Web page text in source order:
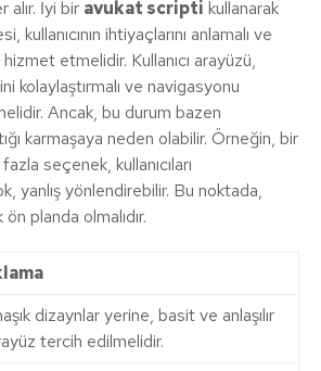
alır. İyi bir avukat scripti kullanarak
kullanıcının ihtiyaçlarını anlamalı ve
etmelidir. Kullanıcı arayüzü,
kolaylaştırmalı ve navigasyonu
Ancak, bu durum bazen
karmaşaya neden olabilir. Örneğin, bir
seçenek, kullanıcıları
yanlış yönlendirebilir. Bu noktada,
planda olmalıdır.
dizaynlar yerine, basit ve anlaşılır
tercih edilmelidir.